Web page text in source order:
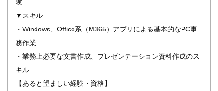
験
▼スキル
・Windows、Office系（M365）アプリによる基本的なPC事
務作業
・業務上必要な文書作成、プレゼンテーション資料作成のス
キル
【あると望ましい経験・資格】